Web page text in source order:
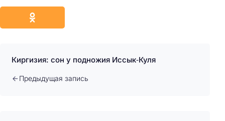
Киргизия: сон у подножия Иссык‑Куля
Предыдущая запись